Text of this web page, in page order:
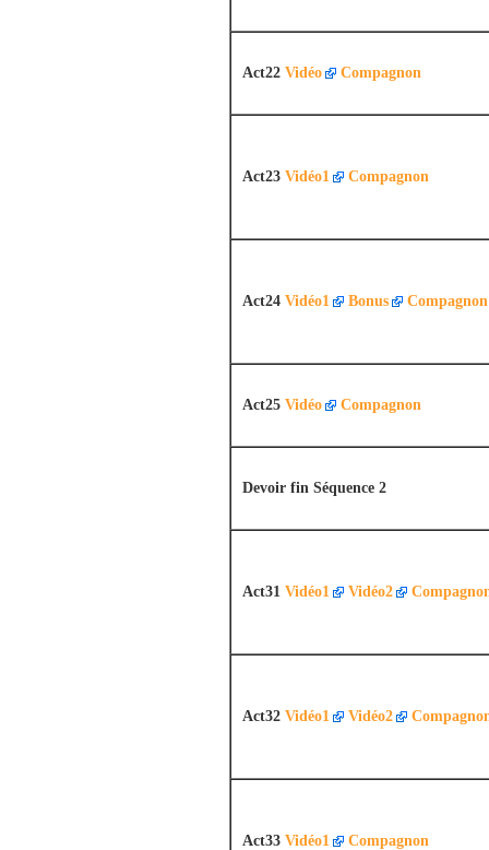
Act22 Vidéo Compagnon
Act23 Vidéo1 Compagnon
Act24 Vidéo1 Bonus Compagnon
Act25 Vidéo Compagnon
Devoir fin Séquence 2
Act31 Vidéo1 Vidéo2
Act32 Vidéo1 Vidéo2
Act33 Vidéo1 Compagnon